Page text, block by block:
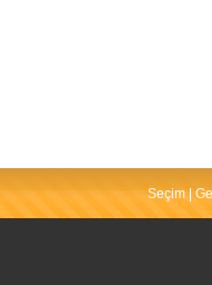
Seçim